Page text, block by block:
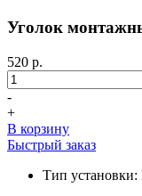
Уголок
520 р.
-
+
В корзину
Быстрый заказ
Тип установки: